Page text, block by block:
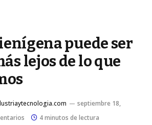
puede ser
lejos de lo que
septiembre 18,
4 minutos de lectura